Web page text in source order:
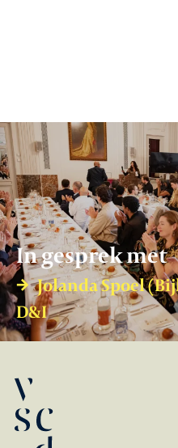
In gesprek met
Jolanda Spoel
D&I